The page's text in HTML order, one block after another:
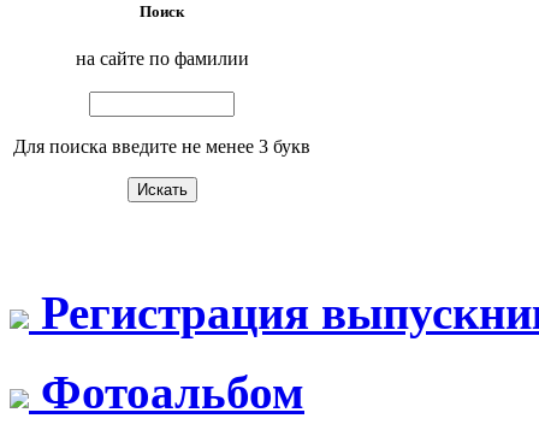
Поиск
на сайте по фамилии
Для поиска введите не менее 3 букв
Регистрация
Фотоальбом